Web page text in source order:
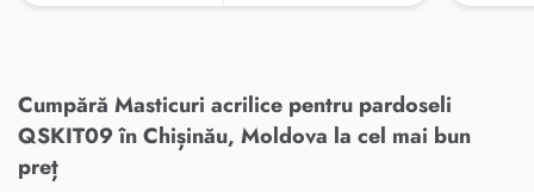
Cumpără Masticuri acrilice pentru pardoseli
QSKIT09 în Chișinău, Moldova la cel mai bun
preț